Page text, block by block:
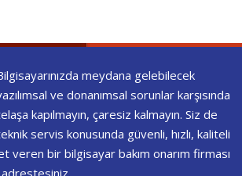
meydana gelebilecek
ve donanımsal sorunlar karşısında
kapılmayın, çaresiz kalmayın. Siz de
servis konusunda güvenli, hızlı, kaliteli
veren bir bilgisayar bakım onarım firması
adrestesiniz.